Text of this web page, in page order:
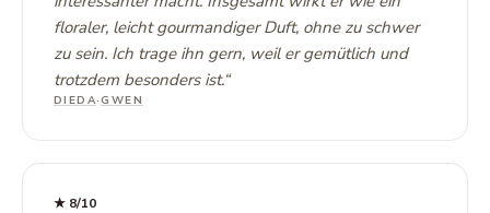
floraler, leicht gourmandiger Duft, ohne zu schwer
zu sein. Ich trage ihn gern, weil er gemütlich und
trotzdem besonders ist.“
DIEDA·GWEN
★ 8/10